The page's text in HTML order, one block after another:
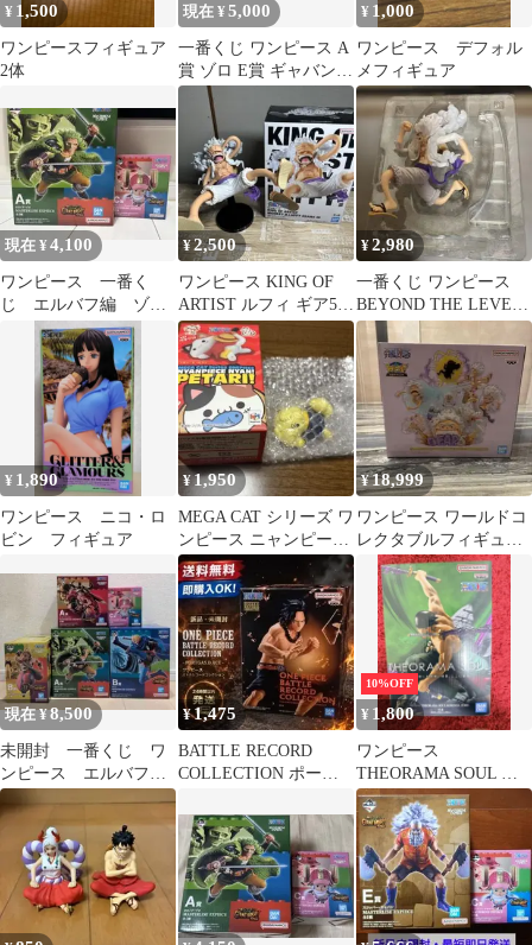
¥ 1,500
ワンピースフィギュア
2体
現在 ¥5,000
一番くじ ワンピース A
賞 ゾロ E賞 ギャバン
フィギュア
¥ 1,000
ワンピース デフォル
メフィギュア
現在 ¥4,100
ワンピース 一番く
じ エルバフ編 ゾ
ロ チョッパー セッ
ト売り
¥2,500
ワンピース KING OF
ARTIST ルフィ ギア5
フィギュア
¥2,980
一番くじ ワンピース
BEYOND THE LEVEL
A賞 ルフィ ギア5
¥ 1,890
ワンピース ニコ・ロ
ビン フィギュア
¥1,950
MEGA CAT シリーズ ワ
ンピース ニャンピース
ニャーン！ペタリ！
¥18,999
ワンピース ワールドコ
レクタブルフィギュア
PREMIUM-モンキー・
D・ルフィ
現在 ¥8,500
未開封 一番くじ ワ
ンピース エルバフ
編 GIANT BASH!!
¥1,475
BATTLE RECORD
COLLECTION ポート
10%OFF
¥ 1,800
ワンピース
THEORAMA SOUL ロ
ロノア・ゾロ フィギュ
ア